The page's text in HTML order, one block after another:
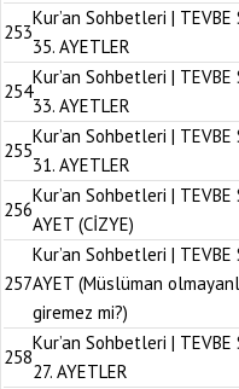
253
Kur’an Sohbetleri | TEVBE
35. AYETLER
254
Kur’an Sohbetleri | TEVBE
33. AYETLER
255
Kur’an Sohbetleri | TEVBE
31. AYETLER
256
Kur’an Sohbetleri | TEVBE
AYET (CİZYE)
257
Kur’an Sohbetleri | TEVBE
AYET (Müslüman
giremez mi?)
258
Kur’an Sohbetleri | TEVBE
27. AYETLER